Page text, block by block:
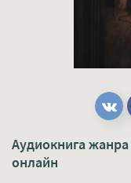
Аудиокнига жанра
онлайн